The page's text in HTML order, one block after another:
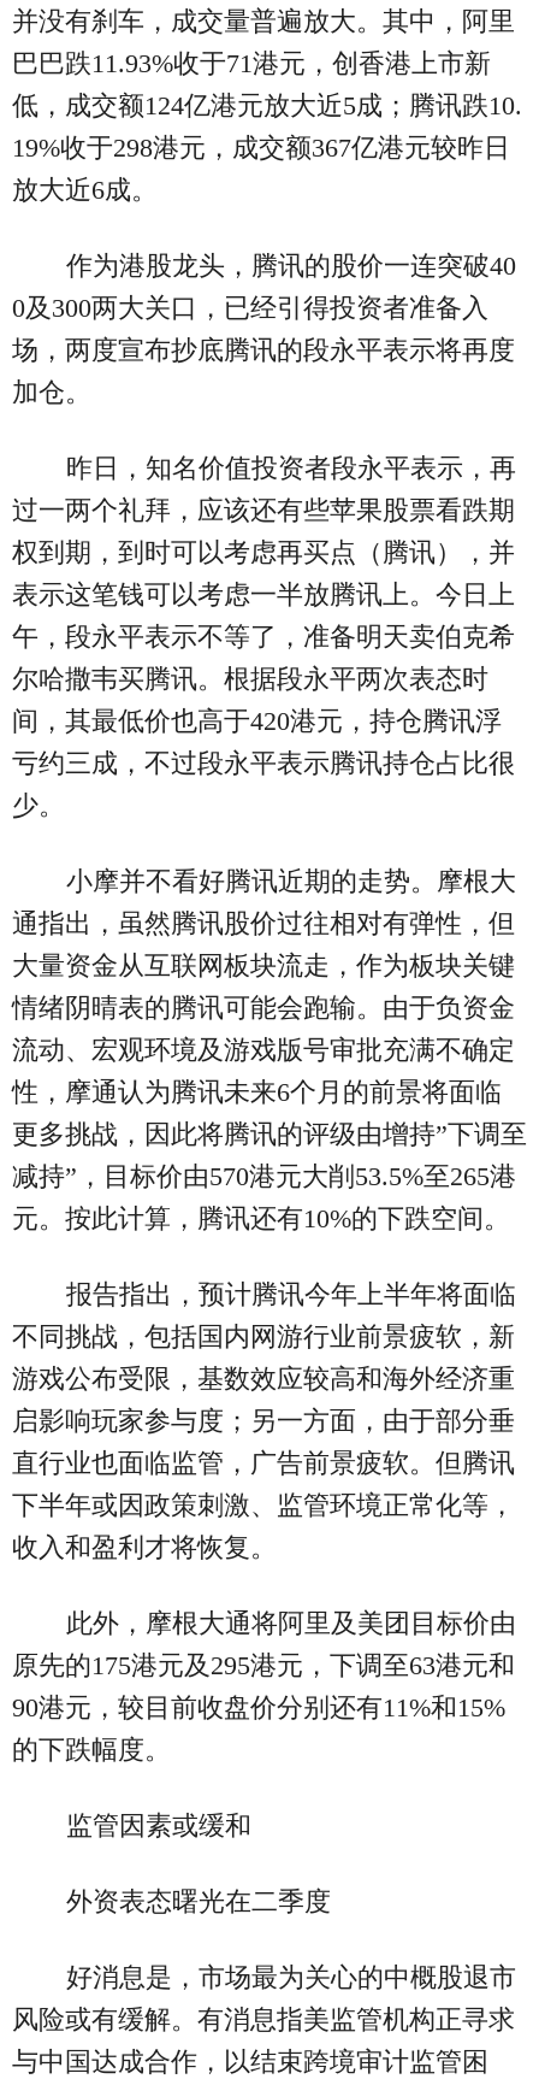
并没有刹车，成交量普遍放大。其中，阿里
巴巴跌11.93%收于71港元，创香港上市新
低，成交额124亿港元放大近5成；腾讯跌10.
19%收于298港元，成交额367亿港元较昨日
放大近6成。
作为港股龙头，腾讯的股价一连突破40
0及300两大关口，已经引得投资者准备入
场，两度宣布抄底腾讯的段永平表示将再度
加仓。
昨日，知名价值投资者段永平表示，再
过一两个礼拜，应该还有些苹果股票看跌期
权到期，到时可以考虑再买点（腾讯），并
表示这笔钱可以考虑一半放腾讯上。今日上
午，段永平表示不等了，准备明天卖伯克希
尔哈撒韦买腾讯。根据段永平两次表态时
间，其最低价也高于420港元，持仓腾讯浮
亏约三成，不过段永平表示腾讯持仓占比很
少。
小摩并不看好腾讯近期的走势。摩根大
通指出，虽然腾讯股价过往相对有弹性，但
大量资金从互联网板块流走，作为板块关键
情绪阴晴表的腾讯可能会跑输。由于负资金
流动、宏观环境及游戏版号审批充满不确定
性，摩通认为腾讯未来6个月的前景将面临
更多挑战，因此将腾讯的评级由增持”下调至
减持”，目标价由570港元大削53.5%至265港
元。按此计算，腾讯还有10%的下跌空间。
报告指出，预计腾讯今年上半年将面临
不同挑战，包括国内网游行业前景疲软，新
游戏公布受限，基数效应较高和海外经济重
启影响玩家参与度；另一方面，由于部分垂
直行业也面临监管，广告前景疲软。但腾讯
下半年或因政策刺激、监管环境正常化等，
收入和盈利才将恢复。
此外，摩根大通将阿里及美团目标价由
原先的175港元及295港元，下调至63港元和
90港元，较目前收盘价分别还有11%和15%
的下跌幅度。
监管因素或缓和
外资表态曙光在二季度
好消息是，市场最为关心的中概股退市
风险或有缓解。有消息指美监管机构正寻求
与中国达成合作，以结束跨境审计监管困